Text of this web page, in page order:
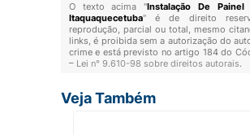
O texto acima "Instalação De
Itaquaquecetuba" é de direito
reprodução, parcial ou total, mesmo
links, é proibida sem a autorização do
crime e está previsto no artigo 184 do
– Lei n° 9.610-98 sobre direitos autorais.
Veja Também